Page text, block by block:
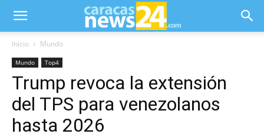
Inicio Mundo
Mundo Top4
Trump revoca la extensión
del TPS para venezolanos
hasta 2026